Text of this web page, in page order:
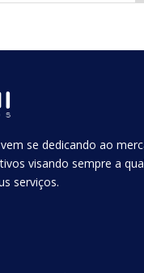
se dedicando ao
visando sempre a
serviços.